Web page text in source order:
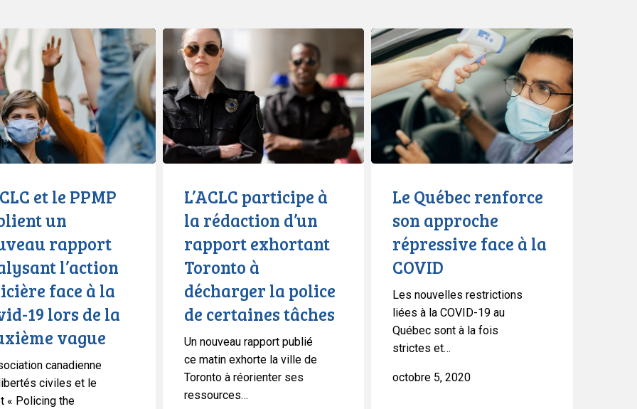
et le PPMP
un
rapport
l’action
face à la
19 lors de la
vague
canadienne
civiles et le
« Policing the
L’ACLC
participe
la
rédaction
d’un
rapport
exhortant
décharger
police
certaines
tâches
L’ACLC participe à
la rédaction d’un
rapport exhortant
Toronto à
décharger la police
de certaines tâches
Un nouveau rapport publié
ce matin exhorte la ville de
Toronto à réorienter ses
ressources…
Le
Québec
renforce
son
approche
répressive
face
à
COVIDLe Québec renforce
son approche
répressive face à la
COVID
Les nouvelles restrictions
liées à la COVID-19 au
Québec sont à la fois
strictes et…
octobre 5, 2020